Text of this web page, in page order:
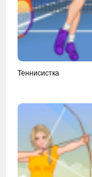
Теннисистка